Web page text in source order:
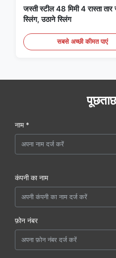
जस्ती स्टील 48 मिमी 4 रास्ता तार
स्लिंग, उठाने स्लिंग
सबसे अच्छी कीमत पाएं
नाम *
कंपनी का नाम
फ़ोन नंबर